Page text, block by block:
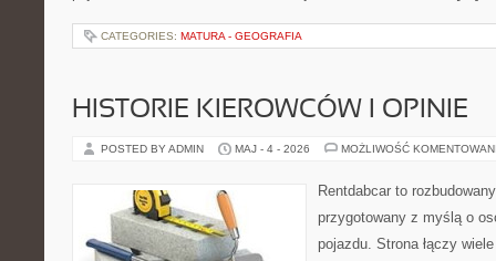
CATEGORIES: MATURA - GEOGRAFIA
HISTORIE KIEROWCÓW I OPINIE
POSTED BY ADMIN MAJ - 4 - 2026 MOŻLIWOŚĆ
Rentdabcar to
przygotowany z myślą o
pojazdu. Strona łączy